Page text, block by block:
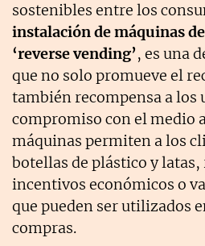
sostenibles entre los
instalación de máquinas
‘reverse vending’, es una
que no solo promueve el
también recompensa a los
compromiso con el medio
máquinas permiten a los
botellas de plástico y
incentivos económicos o
que pueden ser utilizados
compras.